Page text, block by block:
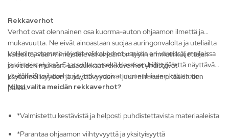
Rekkaverhot
Verhot ovat olennainen osa kuorma-auton ohjaamon ilmettä ja
mukavuutta. Ne eivät ainoastaan suojaa auringonvalolta ja uteliailta
katseilta, vaan viimeistelevät ohjaamon tyylin ammattikuljettajan
toiveiden mukaan. Laadukkaat rekkaverhot yhdistävät
käytännöllisyyden ja näyttävyyden – juuri niin kuin pitääkin tien
päällä.
Valikoimastamme löydät rekkaverhot useissa eri väreissä, malleissa
ja viimeistelyissä. Saatavilla on sekä klassisen hillittyjä että näyttävän
yksilöllisiä vaihtoehtoja, jotka sopivat monenlaiseen kalustoon.
Miksi valita meidän rekkaverhot?
*Valmistettu kestävistä ja helposti puhdistettavista materiaaleista
*Parantaa ohjaamon viihtyvyyttä ja yksityisyyttä